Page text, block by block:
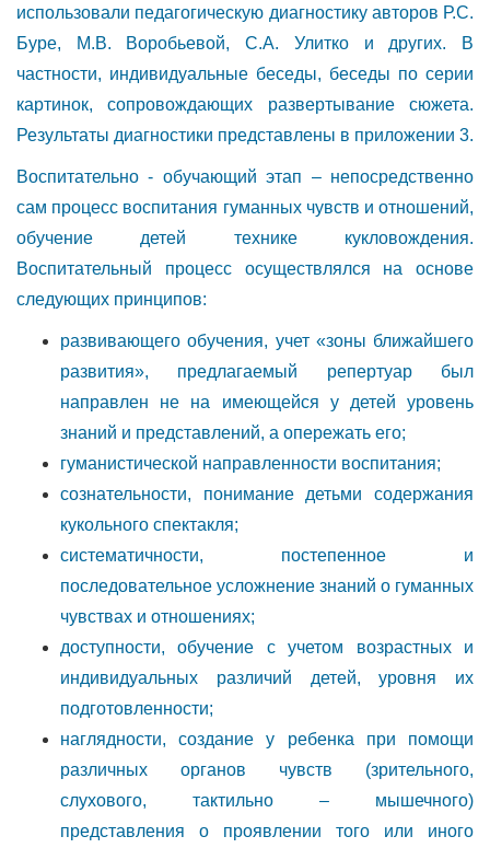
использовали педагогическую диагностику авторов Р.С.
Буре, М.В. Воробьевой, С.А. Улитко и других. В
частности, индивидуальные беседы, беседы по серии
картинок, сопровождающих развертывание сюжета.
Результаты диагностики представлены в приложении 3.
Воспитательно - обучающий этап – непосредственно
сам процесс воспитания гуманных чувств и отношений,
обучение детей технике кукловождения.
Воспитательный процесс осуществлялся на основе
следующих принципов:
развивающего обучения, учет «зоны ближайшего
развития», предлагаемый репертуар был
направлен не на имеющейся у детей уровень
знаний и представлений, а опережать его;
гуманистической направленности воспитания;
сознательности, понимание детьми содержания
кукольного спектакля;
систематичности, постепенное и
последовательное усложнение знаний о гуманных
чувствах и отношениях;
доступности, обучение с учетом возрастных и
индивидуальных различий детей, уровня их
подготовленности;
наглядности, создание у ребенка при помощи
различных органов чувств (зрительного,
слухового, тактильно – мышечного)
представления о проявлении того или иного